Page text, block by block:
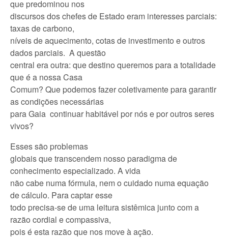
que predominou nos
discursos dos chefes de Estado eram interesses parciais:
taxas de carbono,
níveis de aquecimento, cotas de investimento e outros
dados parciais. A questão
central era outra: que destino queremos para a totalidade
que é a nossa Casa
Comum? Que podemos fazer coletivamente para garantir
as condições necessárias
para Gaia continuar habitável por nós e por outros seres
vivos?
Esses são problemas
globais que transcendem nosso paradigma de
conhecimento especializado. A vida
não cabe numa fórmula, nem o cuidado numa equação
de cálculo. Para captar esse
todo precisa-se de uma leitura sistêmica junto com a
razão cordial e compassiva,
pois é esta razão que nos move à ação.